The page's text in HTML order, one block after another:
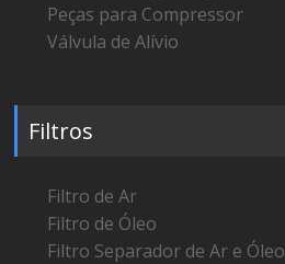
Peças para Compressor
Válvula de Alívio
Filtros
Filtro de Ar
Filtro de Óleo
Filtro Separador de Ar e Óleo